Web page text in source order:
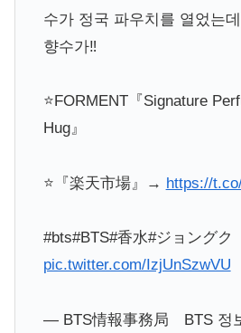
수가 정국 파우치를 열었는
향수가‼️
⭐️FORMENT『Signature
Hug』
⭐️『楽天市場』→ https://
#bts#BTS#香水#ジョングク
pic.twitter.com/IzjUnSzwVU
— BTS情報事務局 BTS 정